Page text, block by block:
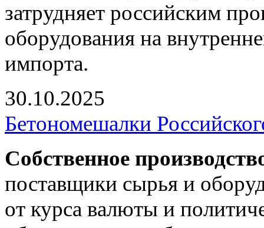
затрудняет российским
оборудования на
импорта.
30.10.2025
Бетономешалки
Собственное
поставщики сырья и
от курса валюты и